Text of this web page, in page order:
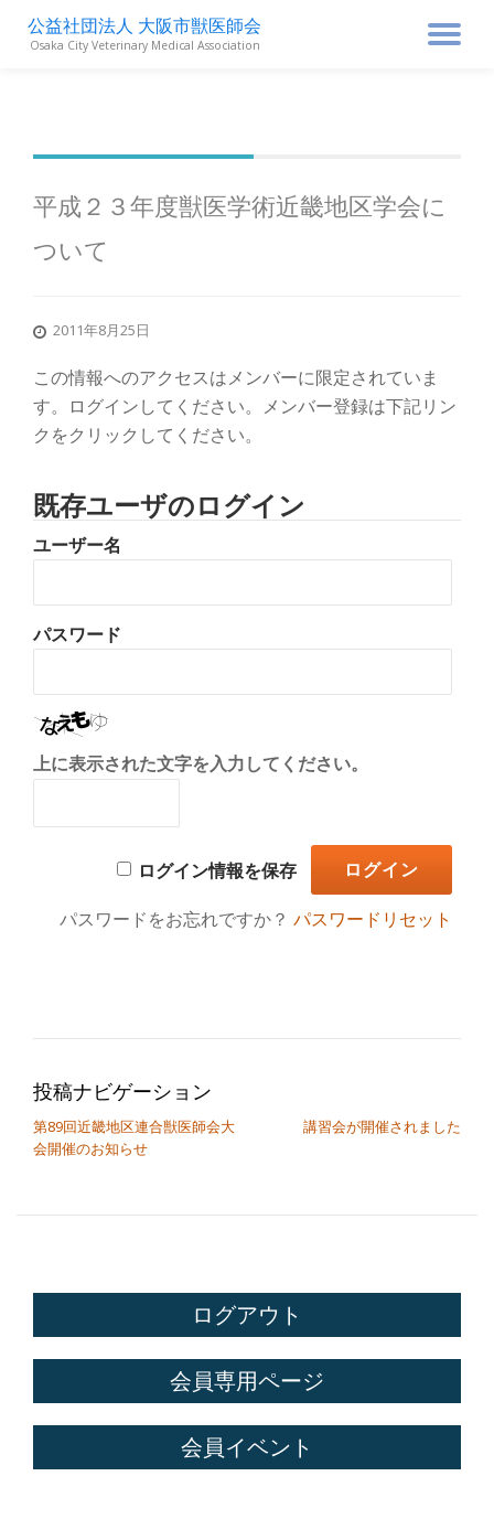
ナ
を
り
公益社団法人 大阪市獣医師会
Osaka City Veterinary Medical Association
平成２３年度獣医学術近畿地区学会に
ついて
2011年8月25日
この情報へのアクセスはメンバーに限定されていま
す。ログインしてください。メンバー登録は下記リン
クをクリックしてください。
既存ユーザのログイン
ユーザー名
パスワード
上に表示された文字を入力してください。
ログイン情報を保存
パスワードをお忘れですか？パスワードリセット
投稿ナビゲーション
第89回近畿地区連合獣医師会大
会開催のお知らせ
講習会が開催されました
ログアウト
会員専用ページ
会員イベント